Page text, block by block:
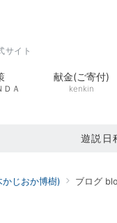
イト
ＤＡ
献金(ご寄付)
kenkin
遊説日
じおか博樹) ブログ